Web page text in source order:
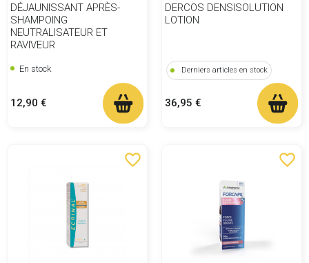
DÉJAUNISSANT APRÈS-
SHAMPOING
NEUTRALISATEUR ET
RAVIVEUR
En stock
Prix
12,90 €
DERCOS DENSISOLUTION
LOTION
Derniers articles en stock
Prix
36,95 €
favorite_border favorite_border